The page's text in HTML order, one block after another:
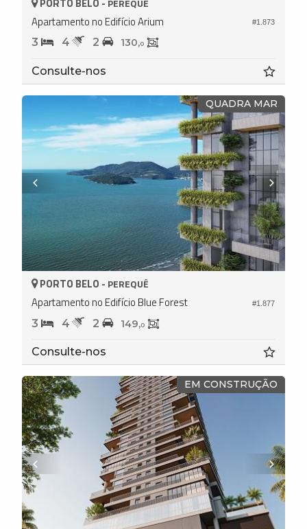
#1.873
Apartamento no Edifício Arium
3 4 2 130,0
Consulte-nos
QUADRA MAR
#1.877
PORTO BELO - PEREQUÊ
Apartamento no Edifício Blue Forest
3 4 2 149,0
Consulte-nos
EM CONSTRUÇÃO